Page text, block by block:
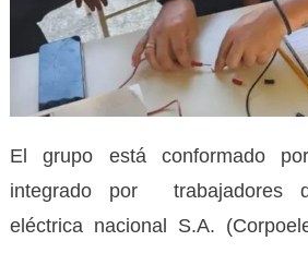
El grupo está conformado
integrado por trabajadores
eléctrica nacional S.A.